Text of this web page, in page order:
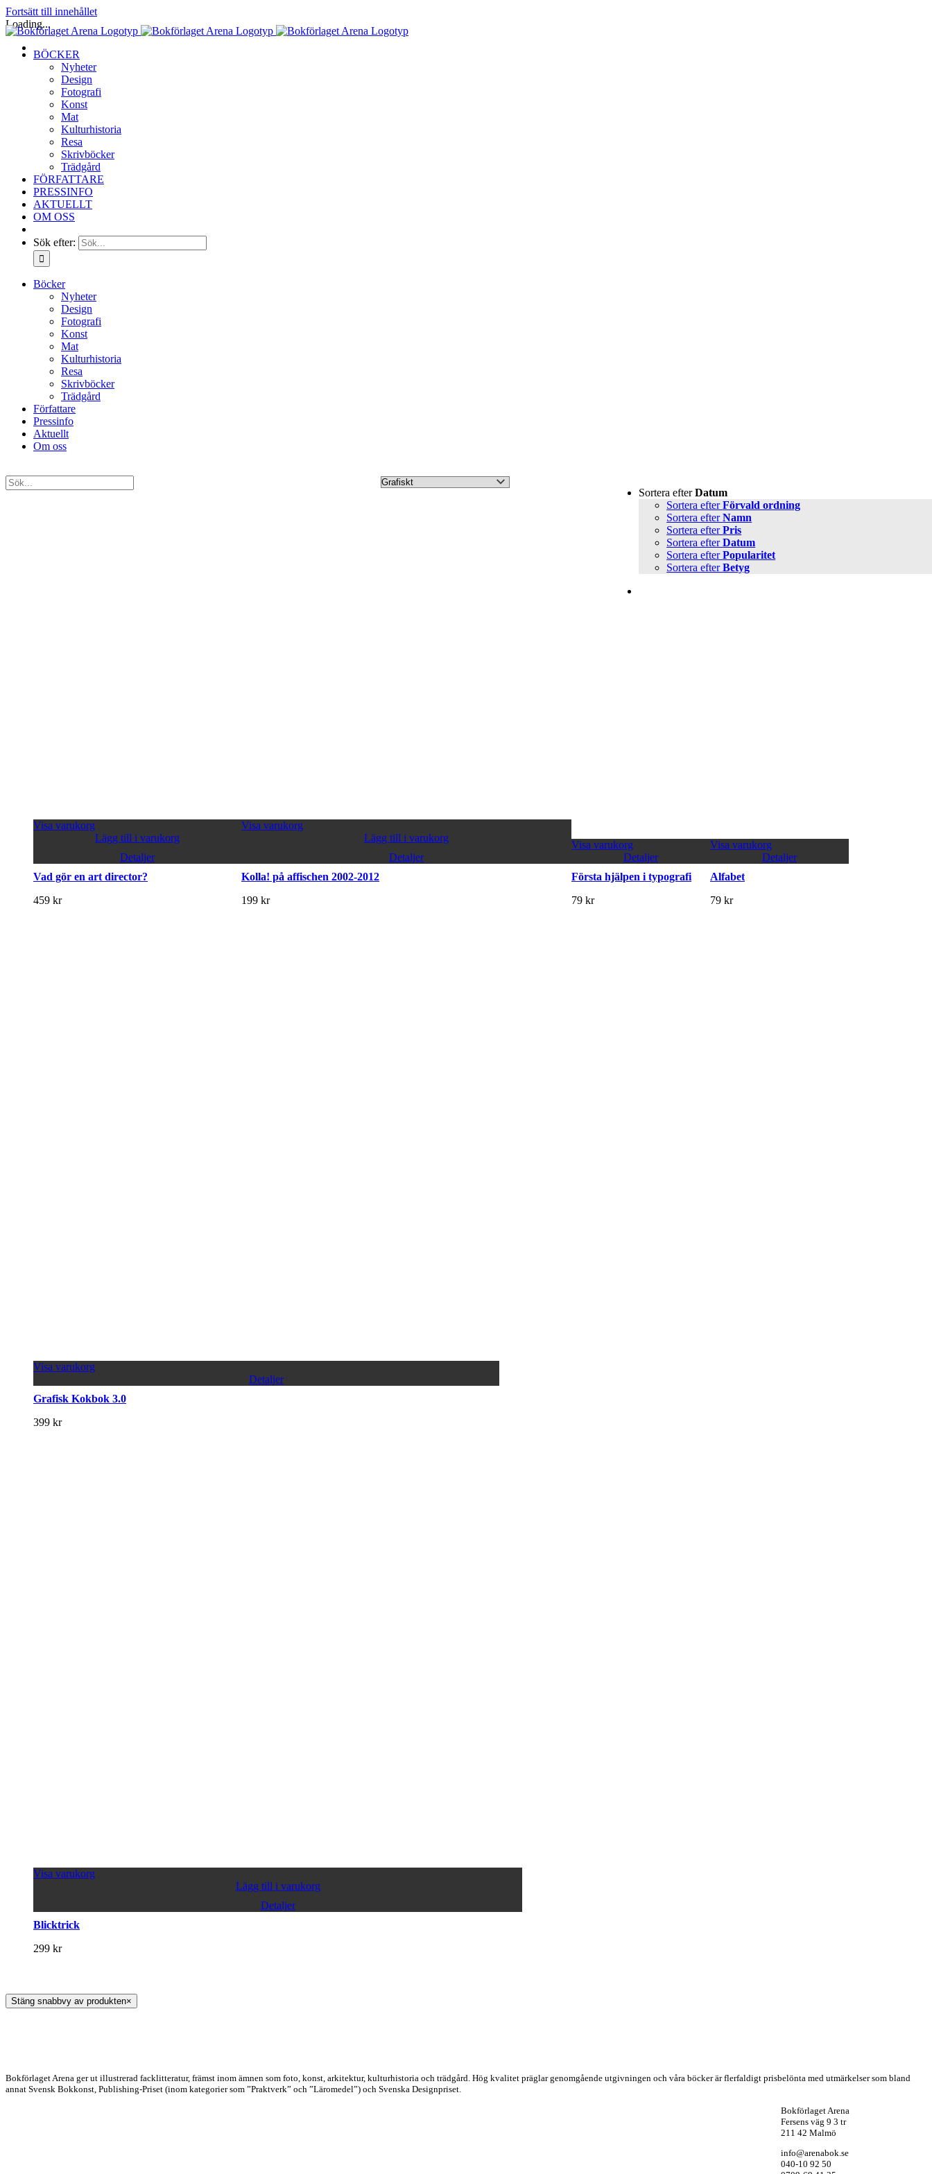
Fortsätt till innehållet
BÖCKER
Nyheter
Design
Fotografi
Konst
Mat
Kulturhistoria
Resa
Skrivböcker
Trädgård
FÖRFATTARE
PRESSINFO
AKTUELLT
OM OSS
Sök efter:
Böcker
Nyheter
Design
Fotografi
Konst
Mat
Kulturhistoria
Resa
Skrivböcker
Trädgård
Författare
Pressinfo
Aktuellt
Om oss
Loading...
Sortera efterDatum
Sortera efterFörvald ordning
Sortera efterNamn
Sortera efterPris
Sortera efterDatum
Sortera efterPopularitet
Sortera efterBetyg
Visa varukorg
Lägg till i varukorg
Detaljer
Vad gör en art director?
459 kr
Visa varukorg
Lägg till i varukorg
Detaljer
Kolla! på affischen 2002-2012
199 kr
Visa varukorg
Detaljer
Första hjälpen i typografi
79 kr
Visa varukorg
Detaljer
Alfabet
79 kr
Visa varukorg
Detaljer
Grafisk Kokbok 3.0
399 kr
Visa varukorg
Lägg till i varukorg
Detaljer
Blicktrick
299 kr
Stäng snabbvy av produkten×
Bokförlaget Arena ger ut illustrerad facklitteratur, främst inom ämnen som foto, konst, arkitektur, kulturhistoria och trädgård. Hög kvalitet präglar genomgående utgivningen och våra böcker är flerfaldigt prisbelönta med utmärkelser som bland
annat Svensk Bokkonst, Publishing-Priset (inom kategorier som ”Praktverk” och ”Läromedel”) och Svenska Designpriset.
Bokförlaget Arena
Fersens väg 9 3 tr
211 42 Malmö
info@arenabok.se
040-10 92 50